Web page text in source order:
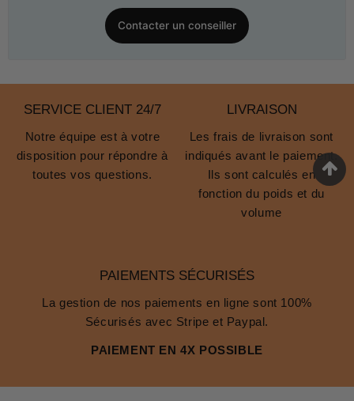
Contacter un conseiller
SERVICE CLIENT 24/7
Notre équipe est à votre
disposition pour répondre à
toutes vos questions.
LIVRAISON
Les frais de livraison sont
indiqués avant le paiement.
Ils sont calculés en
fonction du poids et du
volume
PAIEMENTS SÉCURISÉS
La gestion de nos paiements en ligne sont 100%
Sécurisés avec Stripe et Paypal.
PAIEMENT EN 4X POSSIBLE